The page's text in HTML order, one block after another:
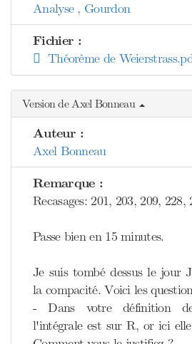
Analyse , Gourdon
Fichier :
Théorème de
Version de Axel Bonneau
Auteur :
Axel Bonneau
Remarque :
Recasages: 201, 203, 209, 228,
Passe bien en 15 minutes.
Je suis tombé dessus le jour
la compacité. Voici les
- Dans votre définition
l'intégrale est sur R, or ici